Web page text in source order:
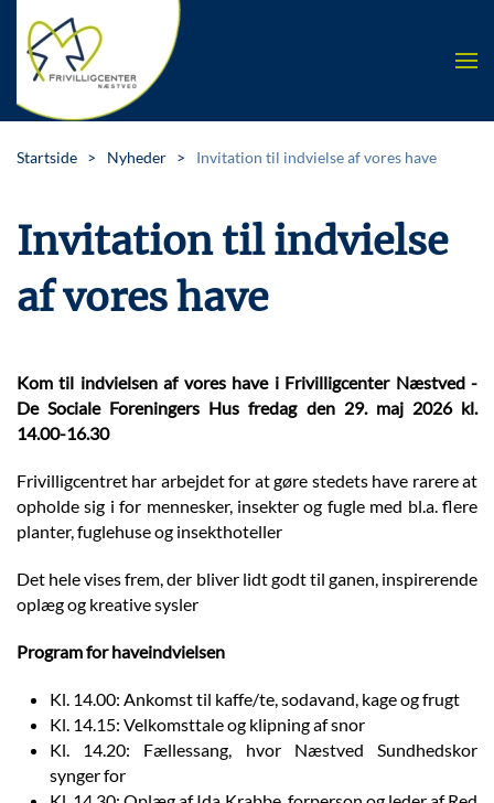
Skip to main content
Startside Nyheder Invitation til indvielse af vores have
Invitation til indvielse
af vores have
Kom til indvielsen af vores have i Frivilligcenter Næstved -
De Sociale Foreningers Hus fredag den 29. maj 2026 kl.
14.00-16.30
Frivilligcentret har arbejdet for at gøre stedets have rarere at
opholde sig i for mennesker, insekter og fugle med bl.a. flere
planter, fuglehuse og insekthoteller
Det hele vises frem, der bliver lidt godt til ganen, inspirerende
oplæg og kreative sysler
Program for haveindvielsen
Kl. 14.00: Ankomst til kaffe/te, sodavand, kage og frugt
Kl. 14.15: Velkomsttale og klipning af snor
Kl. 14.20: Fællessang, hvor Næstved Sundhedskor
synger for